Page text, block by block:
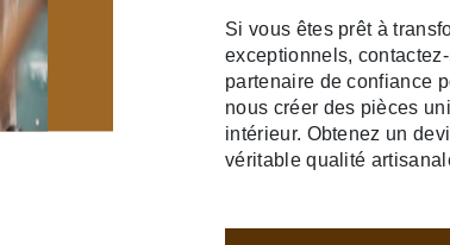
Si vous êtes prêt à
exceptionnels,
partenaire de confiance
nous créer des pièces
intérieur. Obtenez un
véritable qualité